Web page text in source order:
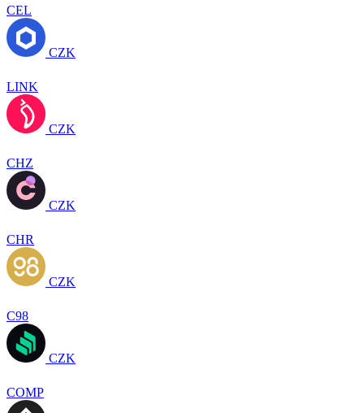
CEL
CZK
LINK
CZK
CHZ
CZK
CHR
CZK
C98
CZK
COMP